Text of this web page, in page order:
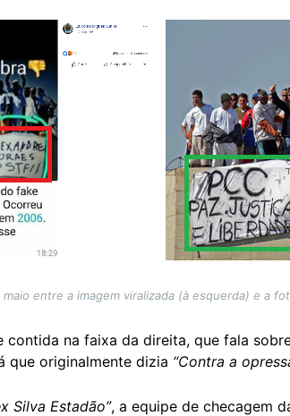
entre a imagem viralizada (à esquerda) e a
contida na faixa da direita, que fala
que originalmente dizia “Contra a
Silva Estadão”, a equipe de checagem